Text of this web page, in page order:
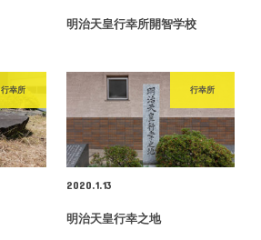
明治天皇行幸所開智学校
行幸所 行幸所
2020.1.13
明治天皇行幸之地